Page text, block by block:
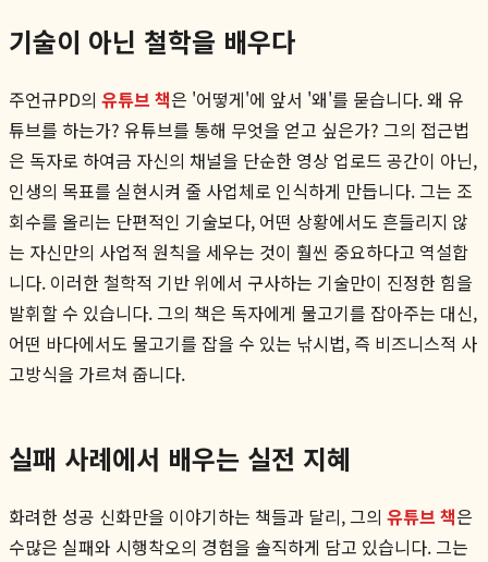
기술이 아닌 철학을 배우다
주언규PD의 유튜브 책은 '어떻게'에 앞서 '왜'를 묻습니다. 왜 유
튜브를 하는가? 유튜브를 통해 무엇을 얻고 싶은가? 그의 접근법
은 독자로 하여금 자신의 채널을 단순한 영상 업로드 공간이 아닌,
인생의 목표를 실현시켜 줄 사업체로 인식하게 만듭니다. 그는 조
회수를 올리는 단편적인 기술보다, 어떤 상황에서도 흔들리지 않
는 자신만의 사업적 원칙을 세우는 것이 훨씬 중요하다고 역설합
니다. 이러한 철학적 기반 위에서 구사하는 기술만이 진정한 힘을
발휘할 수 있습니다. 그의 책은 독자에게 물고기를 잡아주는 대신,
어떤 바다에서도 물고기를 잡을 수 있는 낚시법, 즉 비즈니스적 사
고방식을 가르쳐 줍니다.
실패 사례에서 배우는 실전 지혜
화려한 성공 신화만을 이야기하는 책들과 달리, 그의 유튜브 책은
수많은 실패와 시행착오의 경험을 솔직하게 담고 있습니다. 그는